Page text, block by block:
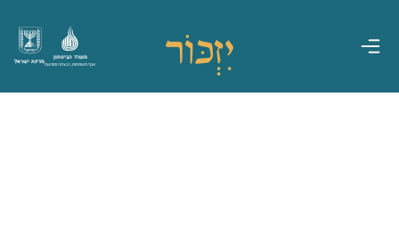
מדינת ישראל
משרד הביטחון
אגף משפחות, הנצחה ומורשת